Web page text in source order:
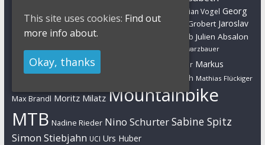
Florian Vogel Georg
Egger Gunn-Rita Dahle-Flesjaa Hanna Klein Helen Grobert Jaroslav
Kulhavy Jochen Käß Jolanda Neff Julian Schelb Julien Absalon
Karl Platt Kathrin Stirnemann Luca Schwarzbauer
Manuel FumicMarathon Markus Bauer Markus
Kaufmann Markus Schulte-Lünzum Martin Gluth Mathias Flückiger
Max Brandl Moritz Milatz Mountainbike
MTB Nadine Rieder Nino SchurterSabine Spitz
Simon Stiebjahn UCI Urs Huber
This site uses cookies: Find out
more info about.
Okay, thanks